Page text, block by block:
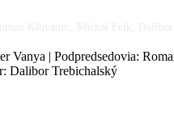
Vanya | Podpredsedovia:
Dalibor Trebichalský